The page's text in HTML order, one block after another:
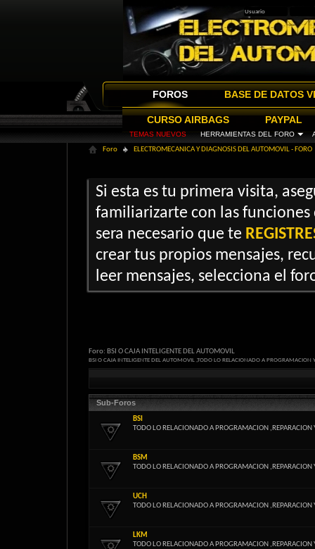
FOROS
TEMAS NUEVOS HERRAMIENTAS DEL FORO
BASE DE DATOS
CURSO AIRBAGS PAYPAL
Foro ELECTROMECANICA Y DIAGNOSIS DEL AUTOMOVIL - FORO
Si esta es tu primera visita,
familiarizarte con las funciones
sera necesario que te
crear tus propios mensajes,
leer mensajes, selecciona el
Foro: BSI O CAJA INTELIGENTE DEL AUTOMOVIL
BSI O CAJA INTELIGENTE DEL AUTOMOVIL ,TODO LO RELACIONADO A PROGRAMACION
Sub-Foros
BSI
TODO LO RELACIONADO A PROGRAMACION ,REPARACION
BSM
TODO LO RELACIONADO A PROGRAMACION ,REPARACION
UCH
TODO LO RELACIONADO A PROGRAMACION ,REPARACION
LKM
TODO LO RELACIONADO A PROGRAMACION ,REPARACION